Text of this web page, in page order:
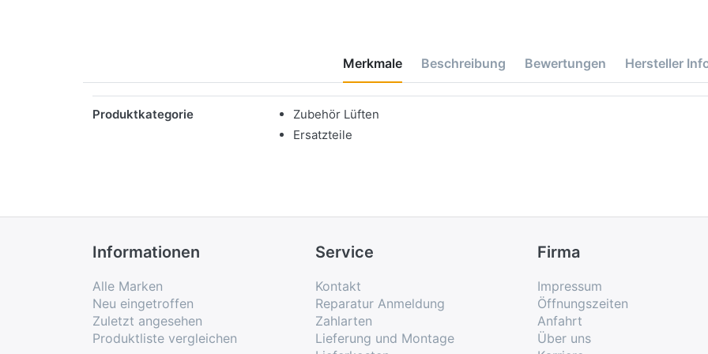
Merkmale Beschreibung Bewertungen Hersteller
Produktkategorie
Zubehör Lüften
Ersatzteile
Informationen
Alle Marken
Neu eingetroffen
Zuletzt angesehen
Produktliste vergleichen
Service
Kontakt
Reparatur Anmeldung
Zahlarten
Lieferung und Montage
Firma
Impressum
Öffnungszeiten
Anfahrt
Über uns